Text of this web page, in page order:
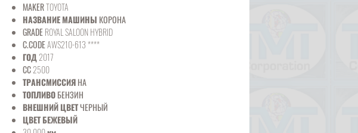
MAKERTOYOTA
НАЗВАНИЕ МАШИНЫ КОРОНА
GRADEROYAL SALOON HYBRID
C.CODEAWS210-613 ****
ГОД2017
CC2500
ТРАНСМИССИЯНА
ТОПЛИВОБЕНЗИН
ВНЕШНИЙ ЦВЕТЧЕРНЫЙ
ЦВЕТ БЕЖЕВЫЙ